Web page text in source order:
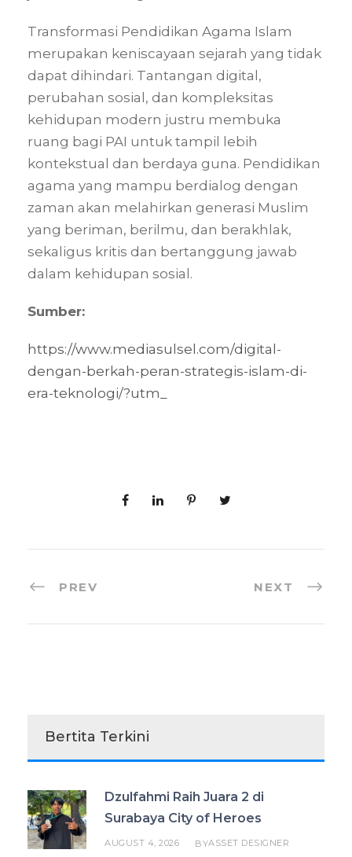
Transformasi Pendidikan Agama Islam
merupakan keniscayaan sejarah yang tidak
dapat dihindari. Tantangan digital,
perubahan sosial, dan kompleksitas
kehidupan modern justru membuka
ruang bagi PAI untuk tampil lebih
kontekstual dan berdaya guna. Pendidikan
agama yang mampu berdialog dengan
zaman akan melahirkan generasi Muslim
yang beriman, berilmu, dan berakhlak,
sekaligus kritis dan bertanggung jawab
dalam kehidupan sosial.
Sumber:
https://www.mediasulsel.com/digital-
dengan-berkah-peran-strategis-islam-di-
era-teknologi/?utm_
PREV NEXT
Bertita Terkini
Dzulfahmi Raih Juara 2 di
Surabaya City of Heroes
AUGUST 4, 2026 BYASSET DESIGNER